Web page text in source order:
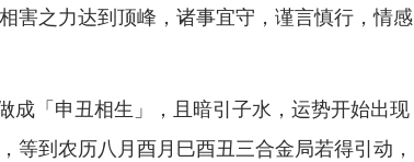
害之力达到顶峰，诸事宜守，谨言慎行，情感
成「申丑相生」，且暗引子水，运势开始出现
等到农历八月酉月巳酉丑三合金局若得引动，